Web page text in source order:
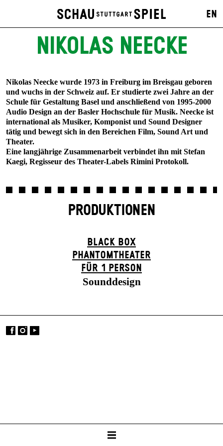
EN
NIKOLAS NEECKE
Nikolas Neecke wurde 1973 in Freiburg im Breisgau geboren
und wuchs in der Schweiz auf. Er studierte zwei Jahre an der
Schule für Gestaltung Basel und anschließend von 1995-2000
Audio Design an der Basler Hochschule für Musik. Neecke ist
international als Musiker, Komponist und Sound Designer
tätig und bewegt sich in den Bereichen Film, Sound Art und
Theater.
Eine langjährige Zusammenarbeit verbindet ihn mit Stefan
Kaegi, Regisseur des Theater-Labels Rimini Protokoll.
PRODUKTIONEN
BLACK BOX
PHANTOM­THEATER
FÜR 1 PERSON
Sounddesign